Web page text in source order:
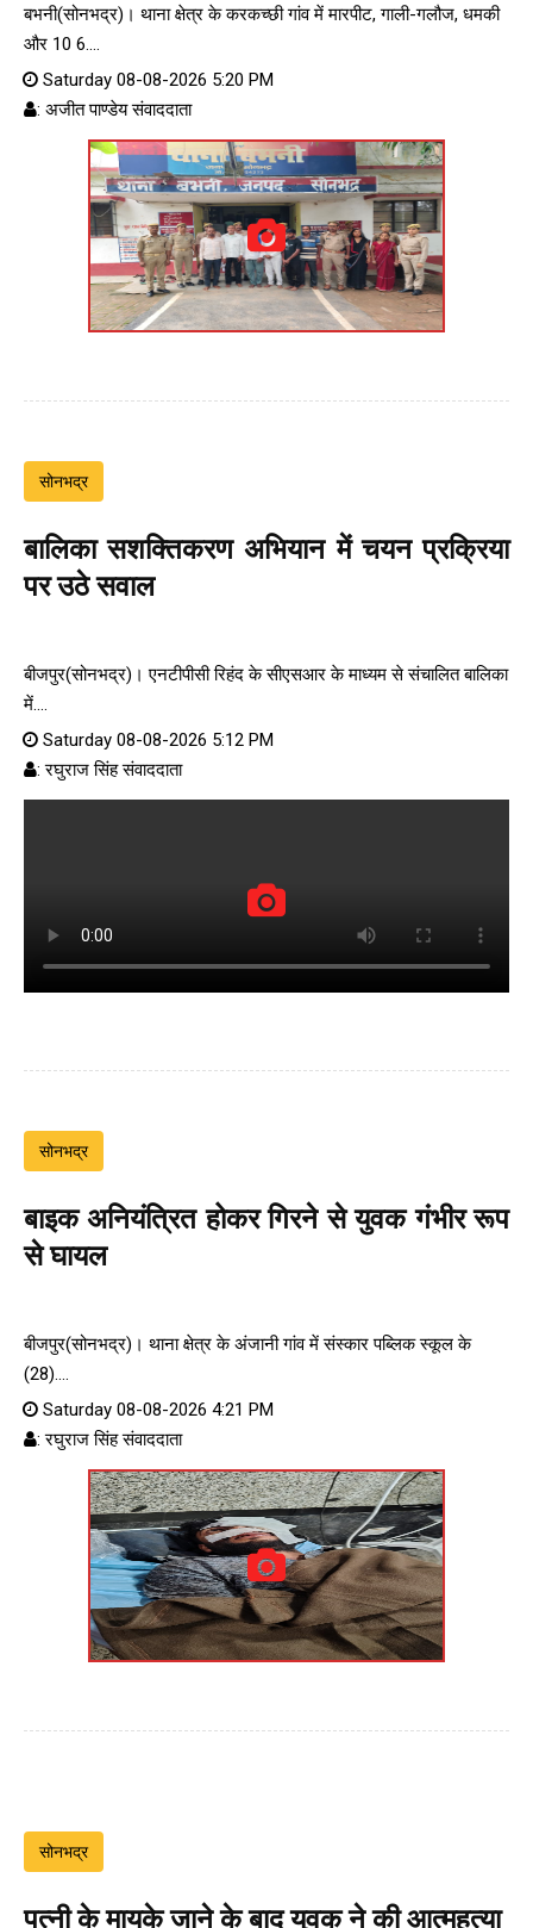
बभनी(सोनभद्र)। थाना क्षेत्र के करकच्छी गांव में मारपीट, गाली-गलौज, धमकी
और 10 6....
Saturday 08-08-2026 5:20 PM
: अजीत पाण्डेय संवाददाता
सोनभद्र
बालिका सशक्तिकरण अभियान में चयन प्रक्रिया
पर उठे सवाल
बीजपुर(सोनभद्र)। एनटीपीसी रिहंद के सीएसआर के माध्यम से संचालित बालिका
में....
Saturday 08-08-2026 5:12 PM
: रघुराज सिंह संवाददाता
सोनभद्र
बाइक अनियंत्रित होकर गिरने से युवक गंभीर रूप
से घायल
बीजपुर(सोनभद्र)। थाना क्षेत्र के अंजानी गांव में संस्कार पब्लिक स्कूल के
(28)....
Saturday 08-08-2026 4:21 PM
: रघुराज सिंह संवाददाता
सोनभद्र
पत्नी के मायके जाने के बाद युवक ने की आत्महत्या